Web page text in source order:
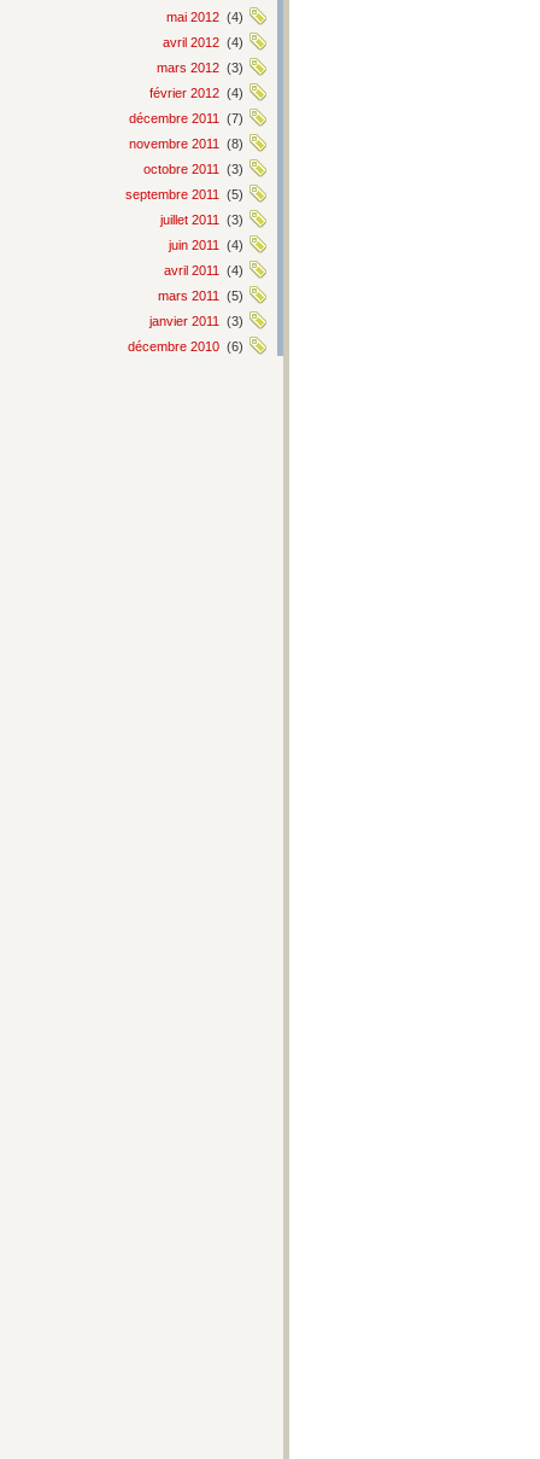
mai 2012 (4)
avril 2012 (4)
mars 2012 (3)
février 2012 (4)
décembre 2011
(7)
novembre 2011
(8)
octobre 2011
(3)
septembre 2011
(5)
juillet 2011
(3)
juin 2011
(4)
avril 2011
(4)
mars 2011
(5)
janvier 2011
(3)
décembre 2010 (6)